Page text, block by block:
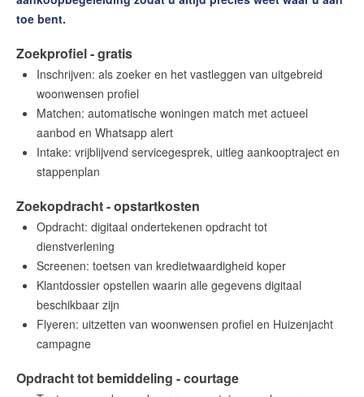
Contact
Word jij onze nieuwe makelaar?
Woning Waarde Adviesdagen
De waarde van uw woning
Blog
verandert
Lees de blog vanRedactie Makelaars van
Maak een afspraak
Makelaars van Amsterdam
amsterdam@makelaarsvan.nl
+31 (0)20 333 11 10
toe bent.
Zoekprofiel - gratis
Inschrijven: als zoeker en het vastleggen van uitgebreid
woonwensen profiel
Matchen: automatische woningen match met actueel
aanbod en Whatsapp alert
Intake: vrijblijvend servicegesprek, uitleg aankooptraject en
stappenplan
Zoekopdracht - opstartkosten
Opdracht: digitaal ondertekenen opdracht tot
dienstverlening
Screenen: toetsen van kredietwaardigheid koper
Klantdossier opstellen waarin alle gegevens digitaal
beschikbaar zijn
Flyeren: uitzetten van woonwensen profiel en Huizenjacht
campagne
Opdracht tot bemiddeling - courtage